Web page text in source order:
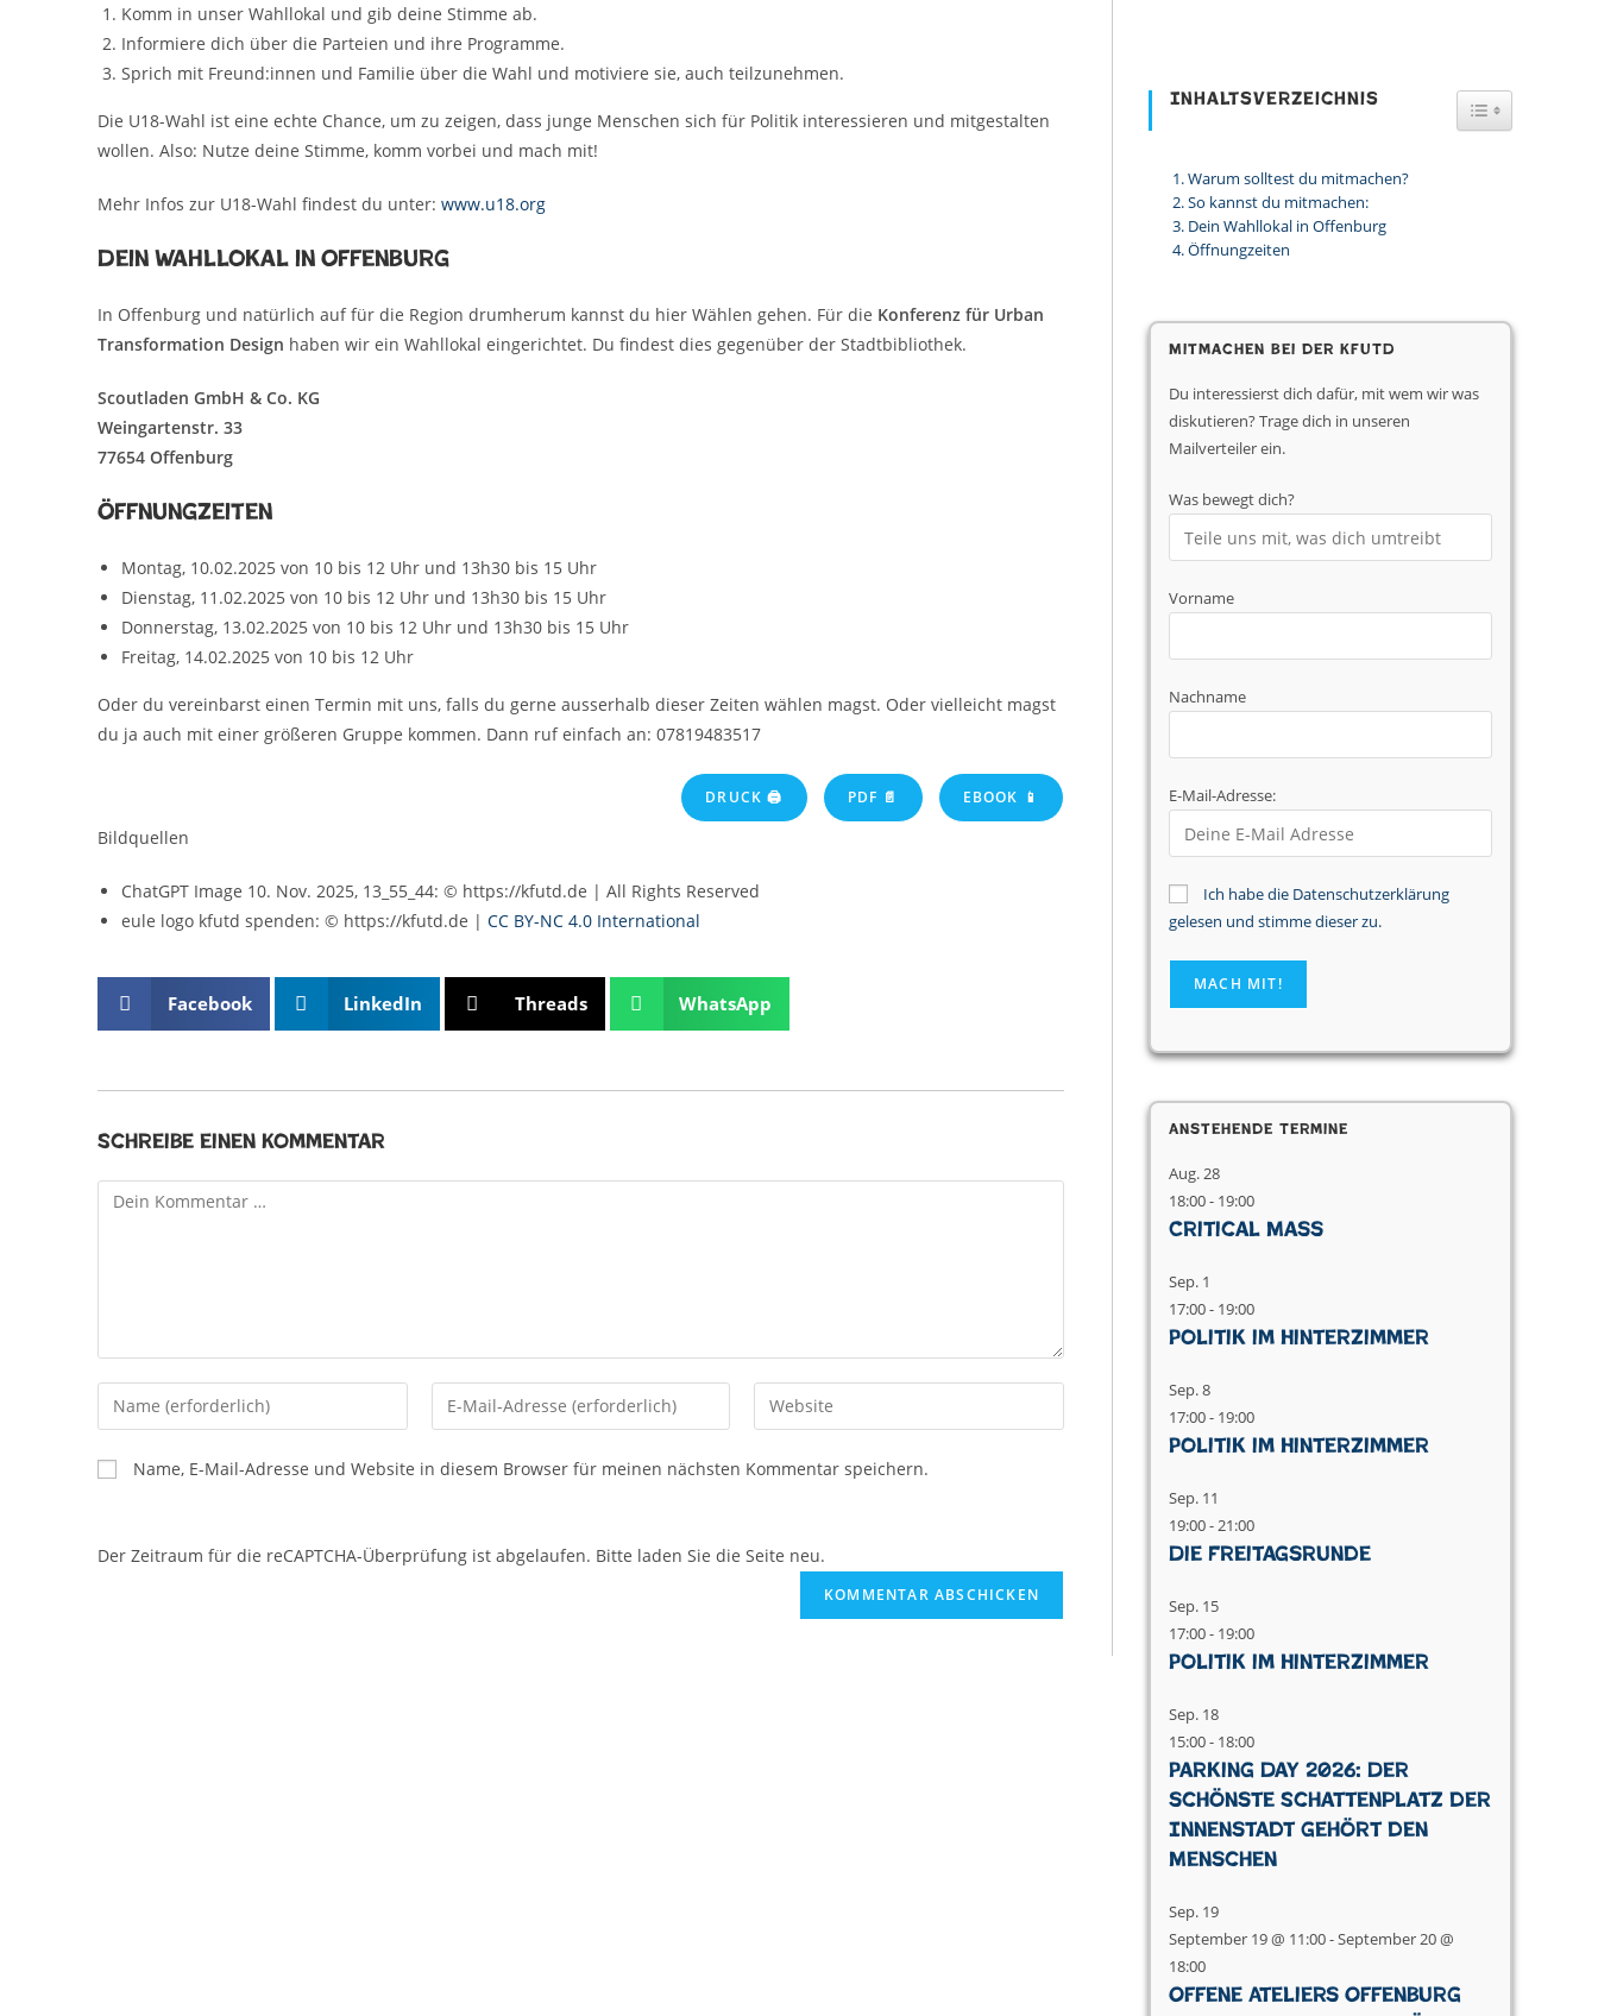
Komm in unser Wahllokal und gib deine Stimme ab.
Informiere dich über die Parteien und ihre Programme.
Sprich mit Freund:innen und Familie über die Wahl und motiviere sie, auch teilzunehmen.
Die U18-Wahl ist eine echte Chance, um zu zeigen, dass junge Menschen sich für Politik interessieren und mitgestalten
wollen. Also: Nutze deine Stimme, komm vorbei und mach mit!
Mehr Infos zur U18-Wahl findest du unter: www.u18.org
Dein Wahllokal in Offenburg
In Offenburg und natürlich auf für die Region drumherum kannst du hier Wählen gehen. Für die Konferenz für Urban
Transformation Design haben wir ein Wahllokal eingerichtet. Du findest dies gegenüber der Stadtbibliothek.
Scoutladen GmbH & Co. KG
Weingartenstr. 33
77654 Offenburg
Öffnungzeiten
Montag, 10.02.2025 von 10 bis 12 Uhr und 13h30 bis 15 Uhr
Dienstag, 11.02.2025 von 10 bis 12 Uhr und 13h30 bis 15 Uhr
Donnerstag, 13.02.2025 von 10 bis 12 Uhr und 13h30 bis 15 Uhr
Freitag, 14.02.2025 von 10 bis 12 Uhr
Oder du vereinbarst einen Termin mit uns, falls du gerne ausserhalb dieser Zeiten wählen magst. Oder vielleicht magst
du ja auch mit einer größeren Gruppe kommen. Dann ruf einfach an: 07819483517
DRUCK 🖨 PDF 📄 EBOOK 📱
Bildquellen
ChatGPT Image 10. Nov. 2025, 13_55_44: © https://kfutd.de | All Rights Reserved
eule logo kfutd spenden: © https://kfutd.de | CC BY-NC 4.0 International
Facebook LinkedIn Threads WhatsApp
Schreibe einen Kommentar
Name, E-Mail-Adresse und Website in diesem Browser für meinen nächsten Kommentar speichern.
Der Zeitraum für die reCAPTCHA-Überprüfung ist abgelaufen. Bitte laden Sie die Seite neu.
Inhaltsverzeichnis Toggle
Warum solltest du mitmachen?
So kannst du mitmachen:
Dein Wahllokal in Offenburg
Öffnungzeiten
Mitmachen bei der KfUTD
Du interessierst dich dafür, mit wem wir was
diskutieren? Trage dich in unseren
Mailverteiler ein.
Was bewegt dich?
Vorname
Nachname
E-Mail-Adresse:
Ich habe die Datenschutzerklärung
gelesen und stimme dieser zu.
Anstehende Termine
Aug.28
18:00- 19:00
Critical Mass
Sep. 1
17:00- 19:00
Politik im Hinterzimmer
Sep.8
17:00- 19:00
Politik im Hinterzimmer
Sep. 11
19:00-21:00
Die Freitagsrunde
Sep. 15
17:00- 19:00
Politik im Hinterzimmer
Sep. 18
15:00- 18:00
Parking Day 2026: Der
schönste Schattenplatz der
Innenstadt gehört den
Menschen
Sep. 19
September 19 @ 11:00-September 20 @
18:00
Offene Ateliers Offenburg